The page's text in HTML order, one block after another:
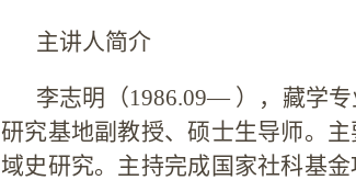
主讲人简介
李志明（1986.09— ），藏学
研究基地副教授、硕士生导师。
域史研究。主持完成国家社科基